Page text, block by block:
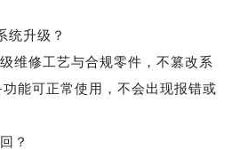
统升级？
维修工艺与合规零件，不篡改系
能可正常使用，不会出现报错或
？